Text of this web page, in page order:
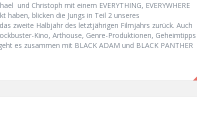
und Christoph mit einem EVERYTHING, EVERYWHERE
haben, blicken die Jungs in Teil 2 unseres
zweite Halbjahr des letztjährigen Filmjahrs zurück. Auch
Kino, Arthouse, Genre-Produktionen, Geheimtipps
es zusammen mit BLACK ADAM und BLACK PANTHER